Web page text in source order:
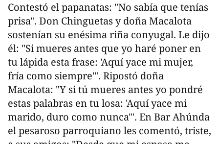
Contestó el papanatas: "No sabía que tenías
prisa". Don Chinguetas y doña Macalota
sostenían su enésima riña conyugal. Le dijo
él: "Si mueres antes que yo haré poner en
tu lápida esta frase: 'Aquí yace mi mujer,
fría como siempre'". Ripostó doña
Macalota: "Y si tú mueres antes yo pondré
estas palabras en tu losa: 'Aquí yace mi
marido, duro como nunca'". En Bar Ahúnda
el pesaroso parroquiano les comentó, triste,